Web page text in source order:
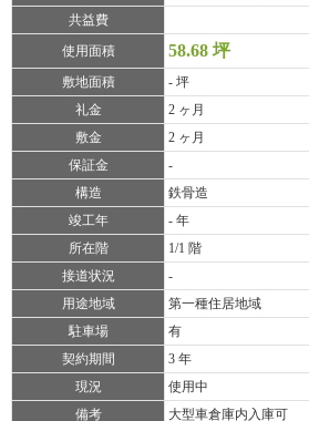
共益費
使用面積
58.68 坪
敷地面積
- 坪
礼金
2 ヶ月
敷金
2 ヶ月
保証金
-
構造
鉄骨造
竣工年
- 年
所在階
1/1 階
接道状況
-
用途地域
第一種住居地域
駐車場
有
契約期間
3 年
現況
使用中
備考
大型車倉庫内入庫可